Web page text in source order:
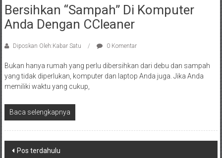
Bersihkan “Sampah” Di Komputer
Anda Dengan CCleaner
Diposkan Oleh:Kabar Satu 0 Komentar
Bukan hanya rumah yang perlu dibersihkan dari debu dan sampah
yang tidak diperlukan, komputer dan laptop Anda juga. Jika Anda
memiliki waktu yang cukup,
Baca selengkapnya
Navigasi
Pos terdahulu